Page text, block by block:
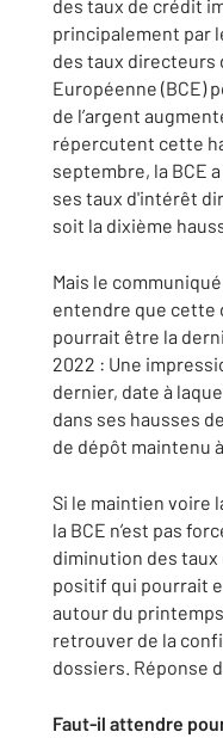
des taux de crédit
principalement par
des taux directeurs
Européenne (BCE)
de l’argent
répercutent cette
septembre, la BCE
ses taux d'intérêt
soit la dixième
Mais le
entendre que cette
pourrait être la
2022 : Une
dernier, date à
dans ses hausses
de dépôt maintenu
Si le maintien voire
la BCE n’est pas
diminution des
positif qui pourrait
autour du
retrouver de la
dossiers. Réponse
Faut-il attendre